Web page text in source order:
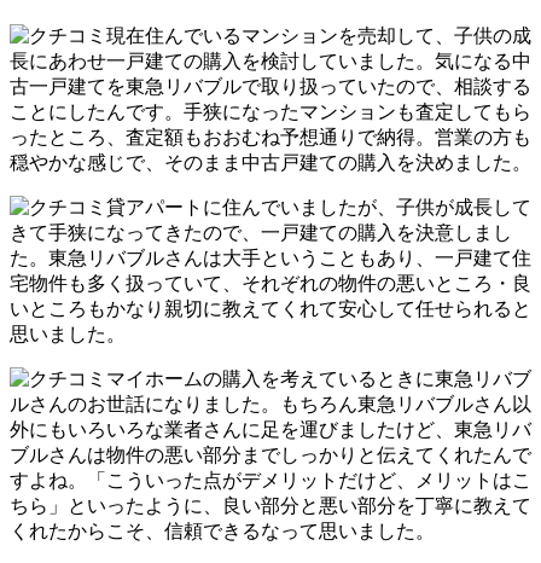
現在住んでいるマンションを売却して、子供の成
長にあわせ一戸建ての購入を検討していました。気になる中
古一戸建てを東急リバブルで取り扱っていたので、相談する
ことにしたんです。手狭になったマンションも査定してもら
ったところ、査定額もおおむね予想通りで納得。営業の方も
穏やかな感じで、そのまま中古戸建ての購入を決めました。
貸アパートに住んでいましたが、子供が成長して
きて手狭になってきたので、一戸建ての購入を決意しまし
た。東急リバブルさんは大手ということもあり、一戸建て住
宅物件も多く扱っていて、それぞれの物件の悪いところ・良
いところもかなり親切に教えてくれて安心して任せられると
思いました。
マイホームの購入を考えているときに東急リバブ
ルさんのお世話になりました。もちろん東急リバブルさん以
外にもいろいろな業者さんに足を運びましたけど、東急リバ
ブルさんは物件の悪い部分までしっかりと伝えてくれたんで
すよね。「こういった点がデメリットだけど、メリットはこ
ちら」といったように、良い部分と悪い部分を丁寧に教えて
くれたからこそ、信頼できるなって思いました。